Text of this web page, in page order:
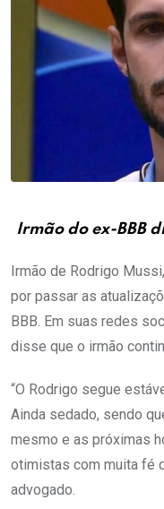
Irmão do ex-BBB
Irmão de Rodrigo
por passar as
BBB. Em suas redes
disse que o irmão
“O Rodrigo segue
Ainda sedado, sendo
mesmo e as próximas
otimistas com muita fé
advogado.